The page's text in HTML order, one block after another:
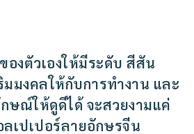
องตัวเองให้มีระดับ สีสัน
มงคลให้กับการทำงาน และ
ษณ์ให้ดูดีได้ จะสวยงามแค่
เปเปอร์ลายอักษรจีน